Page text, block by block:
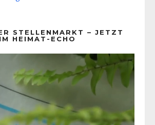
STELLENMARKT – JETZT
IM HEIMAT-ECHO
Player